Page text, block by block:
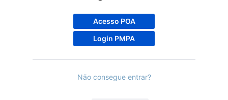
Acesso POA
Login PMPA
Não consegue entrar?